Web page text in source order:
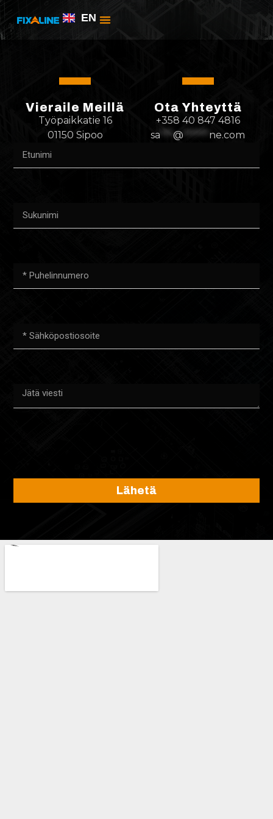
EN
Vieraile Meillä
Työpaikkatie 16
01150 Sipoo
Ota Yhteyttä
+358 40 847 4816
sa ***@ ****** ne.com
Lähetä